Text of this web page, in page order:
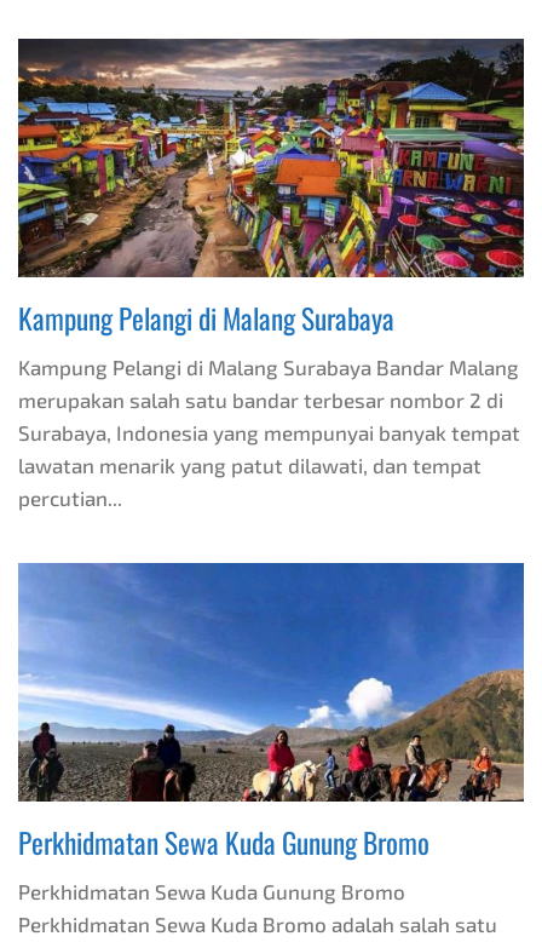
Kampung Pelangi di Malang Surabaya
Kampung Pelangi di Malang Surabaya Bandar Malang
merupakan salah satu bandar terbesar nombor 2 di
Surabaya, Indonesia yang mempunyai banyak tempat
lawatan menarik yang patut dilawati, dan tempat
percutian...
Perkhidmatan Sewa Kuda Gunung Bromo
Perkhidmatan Sewa Kuda Gunung Bromo
Perkhidmatan Sewa Kuda Bromo adalah salah satu